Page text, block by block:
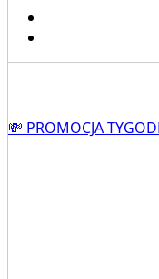
💸 PROMOCJA